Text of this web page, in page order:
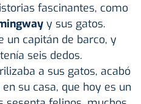
fascinantes, como
y sus gatos.
un capitán de barco, y
seis dedos.
a sus gatos, acabó
su casa, que hoy es un